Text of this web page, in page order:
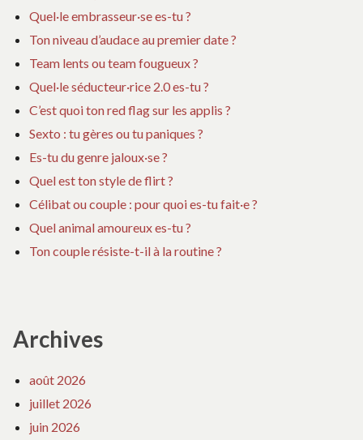
Quel·le embrasseur·se es-tu ?
Ton niveau d’audace au premier date ?
Team lents ou team fougueux ?
Quel·le séducteur·rice 2.0 es-tu ?
C’est quoi ton red flag sur les applis ?
Sexto : tu gères ou tu paniques ?
Es-tu du genre jaloux·se ?
Quel est ton style de flirt ?
Célibat ou couple : pour quoi es-tu fait·e ?
Quel animal amoureux es-tu ?
Ton couple résiste-t-il à la routine ?
Archives
août 2026
juillet 2026
juin 2026